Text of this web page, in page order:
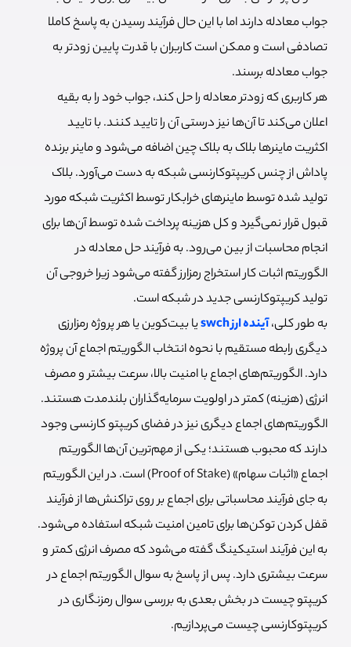
جواب معادله دارند اما با این حال فرآیند رسیدن به پاسخ کاملا
تصادفی است و ممکن است کاربران با قدرت پایین زودتر به
جواب معادله برسند.
هر کاربری که زودتر معادله را حل کند، جواب خود را به بقیه
اعلان می‌کند تا آن‌ها نیز درستی آن را تایید کنند. با تایید
اکثریت ماینرها بلاک به بلاک چین اضافه می‌شود و ماینر برنده
پاداش از چنس کریپتوکارنسی شبکه به دست می‌آورد. بلاک
تولید شده توسط ماینرهای خرابکار توسط اکثریت شبکه مورد
قبول قرار نمی‌گیرد و کل هزینه پرداخت شده توسط آن‌ها برای
انجام محاسبات از بین می‌رود. به فرآیند حل معادله در
الگوریتم اثبات کار استخراج رمزارز گفته می‌شود زیرا خروجی آن
تولید کریپتوکارنسی جدید در شبکه است.
به طور کلی،آینده ارز swch
یا بیت‌کوین یا هر پروژه رمزارزی
دیگری رابطه مستقیم با نحوه انتخاب الگوریتم اجماع آن پروژه
دارد. الگوریتم‌های اجماع با امنیت بالا، سرعت بیشتر و مصرف
انرژی (هزینه) کمتر در اولویت سرمایه‌گذاران بلندمدت هستند.
الگوریتم‌های اجماع دیگری نیز در فضای کریپتو کارنسی وجود
دارند که محبوب هستند؛ یکی از مهم‌ترین آن‌ها الگوریتم
اجماع «اثبات سهام» (Proof of Stake) است. در این الگوریتم
به جای فرآیند محاسباتی برای اجماع بر روی تراکنش‌ها از فرآیند
قفل کردن توکن‌ها برای تامین امنیت شبکه استفاده می‌شود.
به این فرآیند استیکینگ گفته می‌شود که مصرف انرژی کمتر و
سرعت بیشتری دارد. پس از پاسخ به سوال الگوریتم اجماع در
کریپتو چیست در بخش بعدی به بررسی سوال رمزنگاری در
کریپتوکارنسی چیست می‌پردازیم.